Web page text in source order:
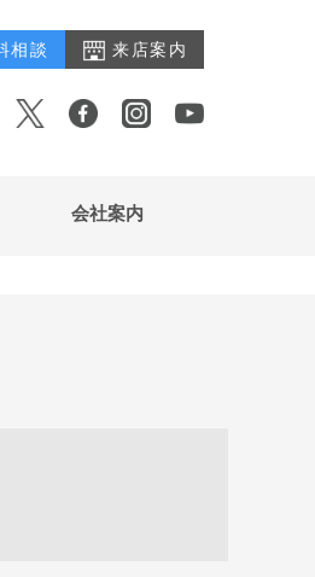
相談 来店案内
会社案内